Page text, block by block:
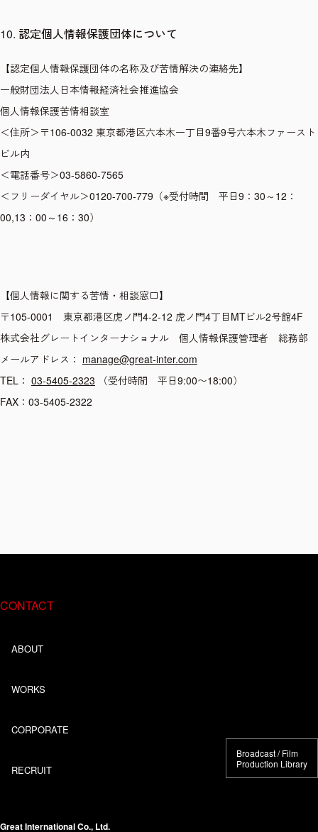
10. 認定個人情報保護団体について
【認定個人情報保護団体の名称及び苦情解決の連絡先】
一般財団法人日本情報経済社会推進協会
個人情報保護苦情相談室
＜住所＞〒106-0032 東京都港区六本木一丁目9番9号六本木ファースト
ビル内
＜電話番号＞03-5860-7565
＜フリーダイヤル＞0120-700-779（※受付時間 平日9：30～12：
00,13：00～16：30）
【個人情報に関する苦情・相談窓口】
〒105-0001 東京都港区虎ノ門4-2-12 虎ノ門4丁目MTビル2号館4F
株式会社グレートインターナショナル 個人情報保護管理者 総務部
メールアドレス： manage@great-inter.com
TEL： 03-5405-2323 （受付時間 平日9:00〜18:00）
FAX：03-5405-2322
Great International Co., Ltd.
Broadcast / Film
Production Library
ABOUT
WORKS
CORPORATE
RECRUIT
CONTACT